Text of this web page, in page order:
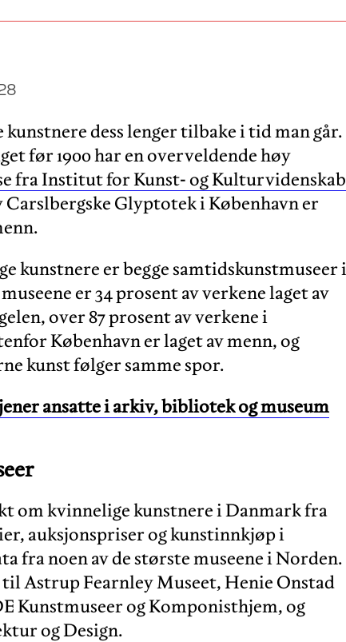
dess lenger tilbake i tid man går.
før 1900 har en overveldende høy
fra Institut for Kunst- og Kulturvidenskab
Glyptotek i København er
kunstnere er begge samtidskunstmuseer i
er 34 prosent av verkene laget av
over 87 prosent av verkene i
København er laget av menn, og
kunst følger samme spor.
ansatte i arkiv, bibliotek og museum
om kvinnelige kunstnere i Danmark fra
auksjonspriser og kunstinnkjøp i
fra noen av de største museene i Norden.
Astrup Fearnley Museet, Henie Onstad
Kunstmuseer og Komponisthjem, og
og Design.